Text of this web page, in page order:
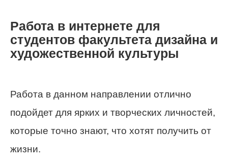
Работа в интернете для
студентов факультета дизайна и
художественной культуры
Работа в данном направлении отлично
подойдет для ярких и творческих личностей,
которые точно знают, что хотят получить от
жизни.